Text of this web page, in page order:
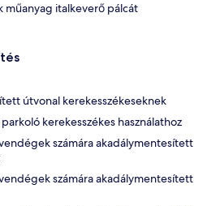
műanyag italkeverő pálcát
útvonal kerekesszékeseknek
kerekesszékes használathoz
számára akadálymentesített
számára akadálymentesített